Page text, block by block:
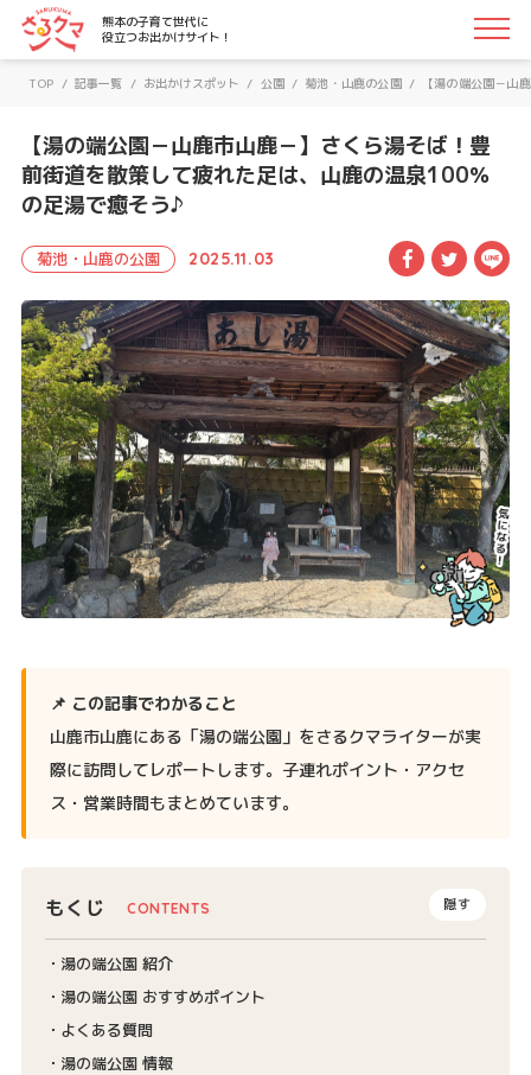
さるクマ-さるこう、熊本-｜熊本の子育て世代に役立つお
熊本の子育て世代に
役立つお出かけサイト！
TOP / 記事一覧 / お出かけスポット / 公園 / 菊池・山鹿の公園 / 【湯の端公園－山
【湯の端公園－山鹿市山鹿－】さくら湯そば！豊
前街道を散策して疲れた足は、山鹿の温泉100％
の足湯で癒そう♪
菊池・山鹿の公園 2025.11.03 Facebook
📌 この記事でわかること
山鹿市山鹿にある「湯の端公園」をさるクマライターが実
際に訪問してレポートします。子連れポイント・アクセ
ス・営業時間もまとめています。
もくじ 隠す
湯の端公園 紹介
湯の端公園 おすすめポイント
よくある質問
湯の端公園 情報